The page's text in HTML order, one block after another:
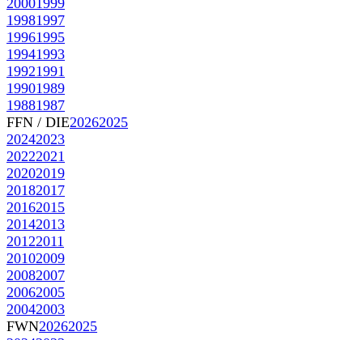
20001999
19981997
19961995
19941993
19921991
19901989
19881987
FFN / DIE20262025
20242023
20222021
20202019
20182017
20162015
20142013
20122011
20102009
20082007
20062005
20042003
FWN20262025